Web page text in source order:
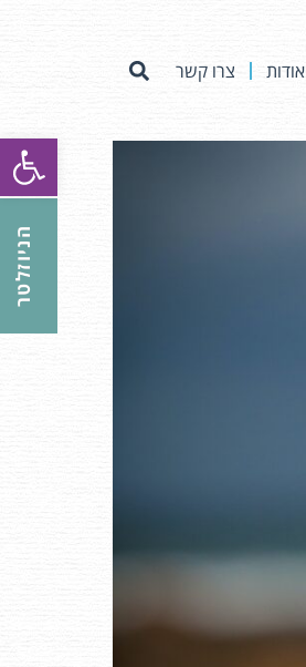
פתח
אודות צרו קשר
הניוזלטר